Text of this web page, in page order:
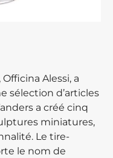
Alessi, a
sélection d’articles
a créé cinq
miniatures,
Le tire-
le nom de